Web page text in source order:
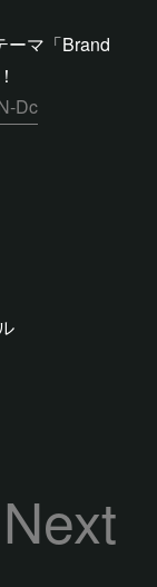
ーマ「Brand
Dc
Next